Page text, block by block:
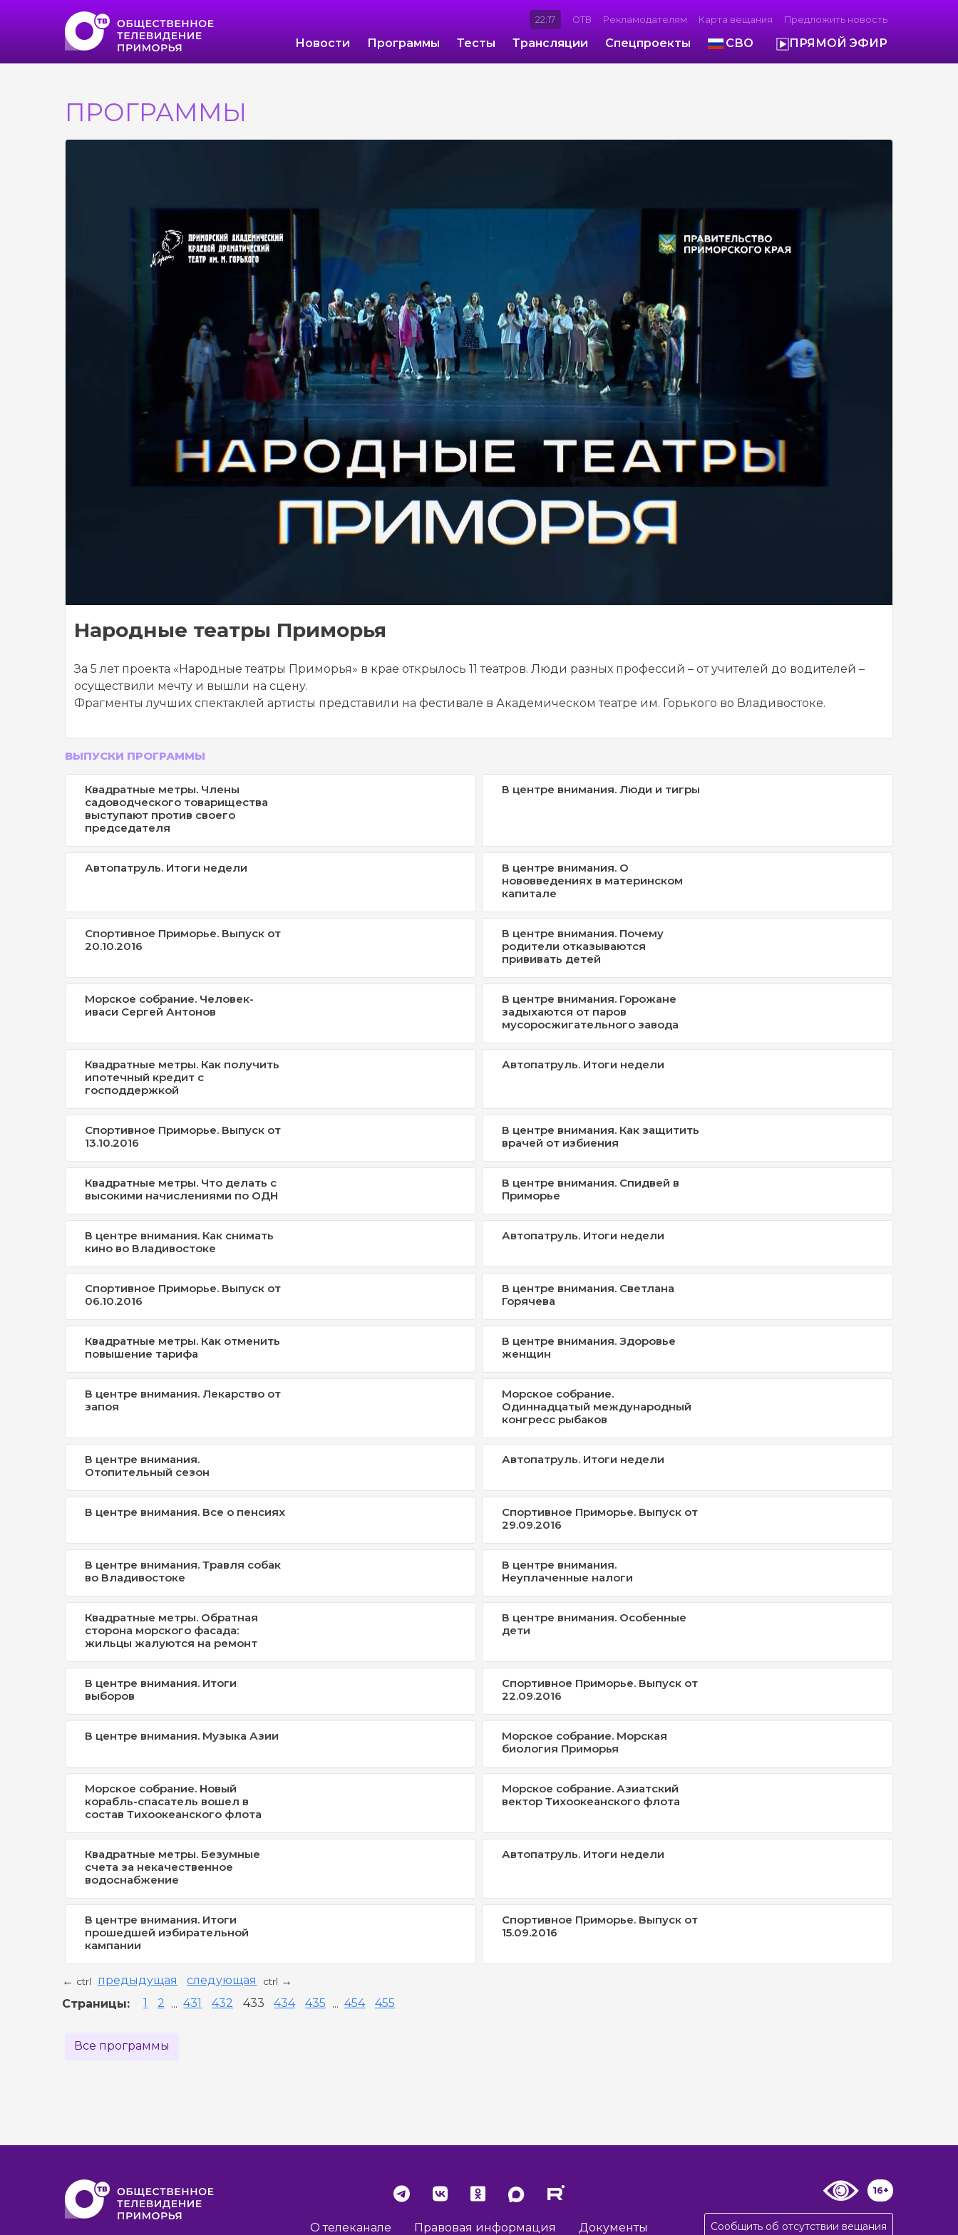
22:17 ОТВ Рекламодателям Карта вещания Предложить новость
Новости Программы Тесты Трансляции Спецпроекты СВО ПРЯМОЙ ЭФИР
ПРОГРАММЫ
Народные театры Приморья
За 5 лет проекта «Народные театры Приморья» в крае открылось 11 театров. Люди разных профессий – от учителей до водителей –
осуществили мечту и вышли на сцену.
Фрагменты лучших спектаклей артисты представили на фестивале в Академическом театре им. Горького во Владивостоке.
ВЫПУСКИ ПРОГРАММЫ
Квадратные метры. Члены
садоводческого товарищества
выступают против своего
председателя
В центре внимания. Люди и тигры
Автопатруль. Итоги недели
В центре внимания. О
нововведениях в материнском
капитале
Спортивное Приморье. Выпуск от
20.10.2016
В центре внимания. Почему
родители отказываются
прививать детей
Морское собрание. Человек-
иваси Сергей Антонов
В центре внимания. Горожане
задыхаются от паров
мусоросжигательного завода
Квадратные метры. Как получить
ипотечный кредит с
господдержкой
Автопатруль. Итоги недели
Спортивное Приморье. Выпуск от
13.10.2016
В центре внимания. Как защитить
врачей от избиения
Квадратные метры. Что делать с
высокими начислениями по ОДН
В центре внимания. Спидвей в
Приморье
В центре внимания. Как снимать
кино во Владивостоке
Автопатруль. Итоги недели
Спортивное Приморье. Выпуск от
06.10.2016
В центре внимания. Светлана
Горячева
Квадратные метры. Как отменить
повышение тарифа
В центре внимания. Здоровье
женщин
В центре внимания. Лекарство от
запоя
Морское собрание.
Одиннадцатый международный
конгресс рыбаков
В центре внимания.
Отопительный сезон
Автопатруль. Итоги недели
В центре внимания. Все о пенсиях
Спортивное Приморье. Выпуск от
29.09.2016
В центре внимания. Травля собак
во Владивостоке
В центре внимания.
Неуплаченные налоги
Квадратные метры. Обратная
сторона морского фасада:
жильцы жалуются на ремонт
В центре внимания. Особенные
дети
В центре внимания. Итоги
выборов
Спортивное Приморье. Выпуск от
22.09.2016
В центре внимания. Музыка Азии
Морское собрание. Морская
биология Приморья
Морское собрание. Новый
корабль-спасатель вошел в
состав Тихоокеанского флота
Морское собрание. Азиатский
вектор Тихоокеанского флота
Квадратные метры. Безумные
счета за некачественное
водоснабжение
Автопатруль. Итоги недели
В центре внимания. Итоги
прошедшей избирательной
кампании
Спортивное Приморье. Выпуск от
15.09.2016
← ctrl предыдущая следующая ctrl →
Страницы: 1 2 ... 431 432 433 434 435 ... 454 455
Все программы
О телеканале Правовая информация Документы
16+
Сообщить об отсутствии вещания